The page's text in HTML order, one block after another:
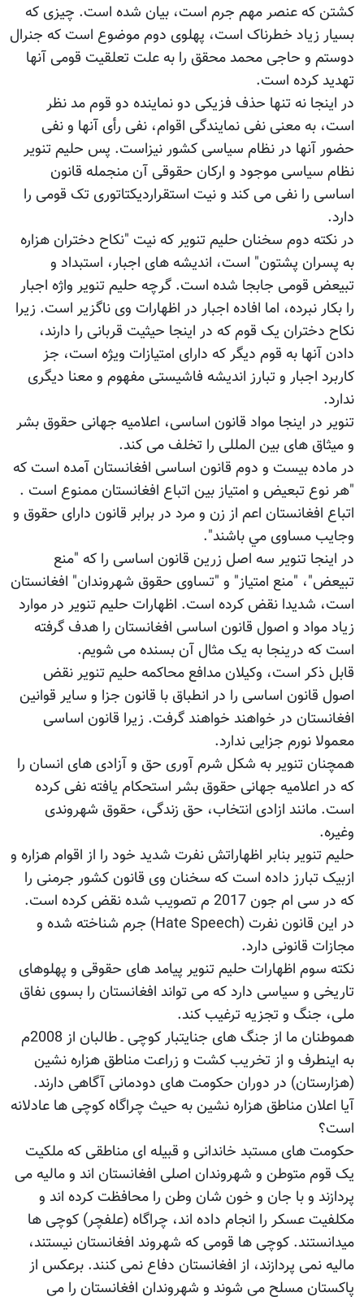
کشتن که عنصر مهم جرم است، بیان شده است. چیزی که
بسیار زیاد خطرناک است، پهلوی دوم موضوع است که جنرال
دوستم و حاجی محمد محقق را به علت تعلقیت قومی آنها
تهدید کرده است.
در اینجا نه تنها حذف فزیکی دو نماینده دو قوم مد نظر
است، به معنی نفی نمایندگی اقوام، نفی رأی آنها و نفی
حضور آنها در نظام سیاسی کشور نیزاست. پس حلیم تنویر
نظام سیاسی موجود و ارکان حقوقی آن منجمله قانون
اساسی را نفی می کند و نیت استقراردیکتاتوری تک قومی را
دارد.
در نکته دوم سخنان حلیم تنویر که نیت "نکاح دختران هزاره
به پسران پشتون" است، اندیشه های اجبار، استبداد و
تبیعض قومی جابجا شده است. گرچه حلیم تنویر واژه اجبار
را بکار نبرده، اما افاده اجبار در اظهارات وی ناگزیر است. زیرا
نکاح دختران یک قوم که در اینجا حیثیت قربانی را دارند،
دادن آنها به قوم دیگر که دارای امتیازات ویژه است، جز
کاربرد اجبار و تبارز اندیشه فاشیستی مفهوم و معنا دیگری
ندارد.
تنویر در اینجا مواد قانون اساسی، اعلامیه جهانی حقوق بشر
و میثاق های بین المللی را تخلف می کند.
در ماده بیست و دوم قانون اساسی افغانستان آمده است که
"هر نوع تبعيض و امتياز بين اتباع افغانستان ممنوع است .
اتباع افغانستان اعم از زن و مرد در برابر قانون داراى حقوق و
وجايب مساوى مي باشند".
در اینجا تنویر سه اصل زرین قانون اساسی را که "منع
تبیعض"، "منع امتیاز" و "تساوی حقوق شهروندان" افغانستان
است، شدیدا نقض کرده است. اظهارات حلیم تنویر در موارد
زیاد مواد و اصول قانون اساسی افغانستان را هدف گرفته
است که درینجا به یک مثال آن بسنده می شویم.
قابل ذکر است، وکیلان مدافع محاکمه حلیم تنویر نقض
اصول قانون اساسی را در انطباق با قانون جزا و سایر قوانین
افغانستان در خواهند خواهند گرفت. زیرا قانون اساسی
معمولا نورم جزایی ندارد.
همچنان تنویر به شکل شرم آوری حق و آزادی های انسان را
که در اعلامیه جهانی حقوق بشر استحکام یافته نفی کرده
است. مانند ازادی انتخاب، حق زندگی، حقوق شهروندی
وغیره.
حلیم تنویر بنابر اظهاراتش نفرت شدید خود را از اقوام هزاره و
ازبیک تبارز داده است که سخنان وی قانون کشور جرمنی را
که در سی ام جون 2017 م تصویب شده نقض کرده است.
در این قانون نفرت (Hate Speech) جرم شناخته شده و
مجازات قانونی دارد.
نکته سوم اظهارات حلیم تنویر پیامد های حقوقی و پهلوهای
تاریخی و سیاسی دارد که می تواند افغانستان را بسوی نفاق
ملی، جنگ و تجزیه ترغیب کند.
هموطنان ما از جنگ های جنایتبار کوچی ـ طالبان از 2008م
به اینطرف و از تخریب کشت و زراعت مناطق هزاره نشین
(هزارستان) در دوران حکومت های دودمانی آگاهی دارند.
آیا اعلان مناطق هزاره نشین به حیث چراگاه کوچی ها عادلانه
است؟
حکومت های مستبد خاندانی و قبیله ای مناطقی که ملکیت
یک قوم متوطن و شهروندان اصلی افغانستان اند و مالیه می
پردازند و با جان و خون شان وطن را محافظت کرده اند و
مکلفیت عسکر را انجام داده اند، چراگاه (علفچر) کوچی ها
میدانستند. کوچی ها قومی که شهروند افغانستان نیستند،
مالیه نمی پردازند، از افغانستان دفاع نمی کنند. برعکس از
پاکستان مسلح می شوند و شهروندان افغانستان را می